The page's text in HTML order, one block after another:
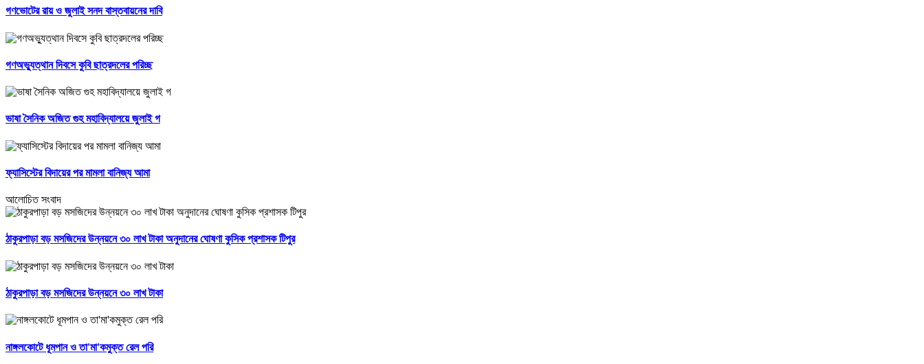
গণভোটের রায় ও জুলাই সনদ বাস্তবায়নের দাবি
গণঅভ্যুত্থান দিবসে কুবি ছাত্রদলের পরিচ্ছ
ভাষা সৈনিক অজিত গুহ মহাবিদ্যালয়ে জুলাই গ
ফ্যাসিস্টের বিদায়ের পর মামলা বানিজ্য আমা
আলোচিত সংবাদ
ঠাকুরপাড়া বড় মসজিদের উন্নয়নে ৩০ লাখ টাকা অনুদানের ঘোষণা কুসিক প্রশাসক টিপুর
ঠাকুরপাড়া বড় মসজিদের উন্নয়নে ৩০ লাখ টাকা
নাঙ্গলকোটে ধূমপান ও তা'মা'কমুক্ত রেল পরি